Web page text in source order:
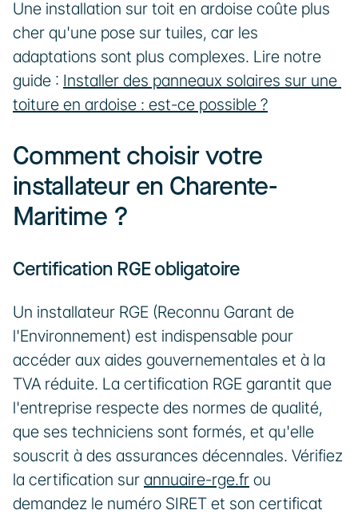
Une installation sur toit en ardoise coûte plus
cher qu'une pose sur tuiles, car les
adaptations sont plus complexes. Lire notre
guide : Installer des panneaux solaires sur une
toiture en ardoise : est-ce possible ?
Comment choisir votre
installateur en Charente-
Maritime ?
Certification RGE obligatoire
Un installateur RGE (Reconnu Garant de
l'Environnement) est indispensable pour
accéder aux aides gouvernementales et à la
TVA réduite. La certification RGE garantit que
l'entreprise respecte des normes de qualité,
que ses techniciens sont formés, et qu'elle
souscrit à des assurances décennales. Vérifiez
la certification sur annuaire-rge.fr ou
demandez le numéro SIRET et son certificat